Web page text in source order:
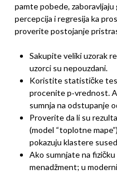
pamte pobede,
percepcija i regresija ka
proverite postojanje
Sakupite veliki uzorak
uzorci su nepouzdani.
Koristite statističke
procenite p‑vrednost.
sumnja na odstupanje
Proverite da li su
(model “toplotne
pokazuju klastere
Ako sumnjate na
menadžment; u